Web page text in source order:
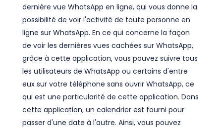
dernière vue WhatsApp en ligne, qui vous donne la
possibilité de voir l'activité de toute personne en
ligne sur WhatsApp. En ce qui concerne la façon
de voir les dernières vues cachées sur WhatsApp,
grâce à cette application, vous pouvez suivre tous
les utilisateurs de WhatsApp ou certains d'entre
eux sur votre téléphone sans ouvrir WhatsApp, ce
qui est une particularité de cette application. Dans
cette application, un calendrier est fourni pour
passer d'une date à l'autre. Ainsi, vous pouvez